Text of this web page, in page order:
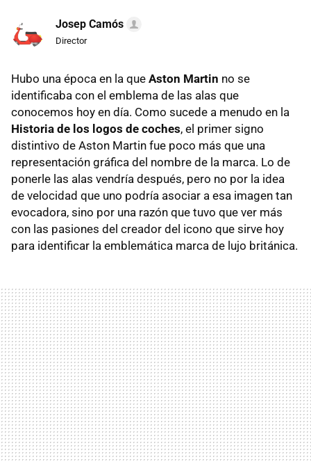
Josep Camós
Director
Hubo una época en la que Aston Martin no se
identificaba con el emblema de las alas que
conocemos hoy en día. Como sucede a menudo en la
Historia de los logos de coches, el primer signo
distintivo de Aston Martin fue poco más que una
representación gráfica del nombre de la marca. Lo de
ponerle las alas vendría después, pero no por la idea
de velocidad que uno podría asociar a esa imagen tan
evocadora, sino por una razón que tuvo que ver más
con las pasiones del creador del icono que sirve hoy
para identificar la emblemática marca de lujo británica.